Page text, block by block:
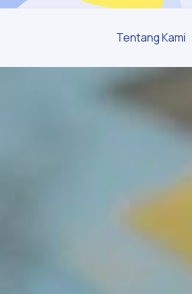
Tentang Kami